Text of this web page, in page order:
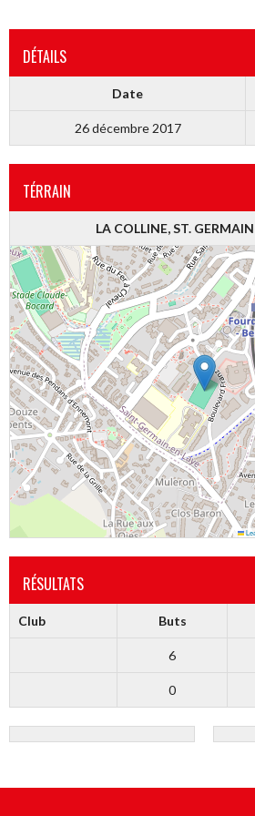
DÉTAILS
Date
26 décembre 2017
TÉRRAIN
LA COLLINE, ST.
RÉSULTATS
Club Buts
6
0